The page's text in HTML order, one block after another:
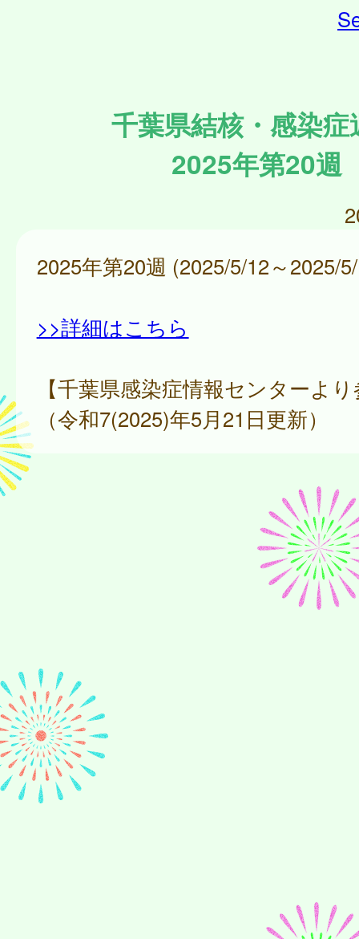
千葉県結核・感染症
2025年第20週
2025年第20週 (2025/5/12～2025/
>>詳細はこちら
【千葉県感染症情報センターよ
（令和7(2025)年5月21日更新）